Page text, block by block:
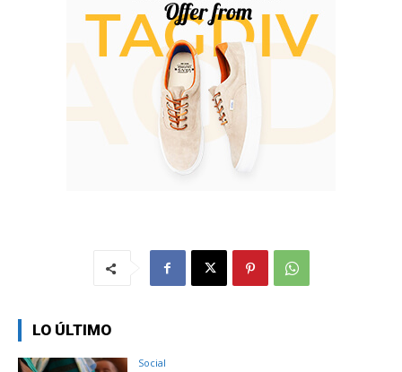
LO ÚLTIMO
Social